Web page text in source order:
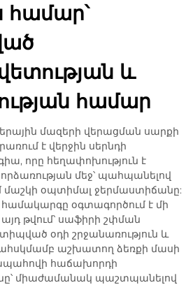
համար՝
և
համար
մազերի վերացման սարքի
է վերջին սերնդի
որը հեղափոխություն է
մեջ՝ պահպանելով
մաշկի օպտիմալ ջերմաստիճանը:
օգտագործում է մի
թվում՝ սաֆիրի շփման
օդի շրջանառություն և
աշխատող ձեռքի մասի
հաճախորդի
միաժամանակ պաշտպանելով